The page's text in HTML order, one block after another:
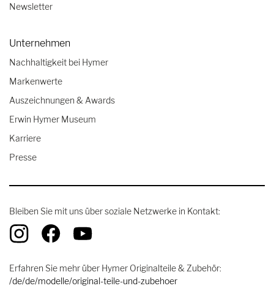
Newsletter
Unternehmen
Nachhaltigkeit bei Hymer
Markenwerte
Auszeichnungen & Awards
Erwin Hymer Museum
Karriere
Presse
Bleiben Sie mit uns über soziale Netzwerke in Kontakt:
Erfahren Sie mehr über Hymer Originalteile & Zubehör:
/de/de/modelle/original-teile-und-zubehoer